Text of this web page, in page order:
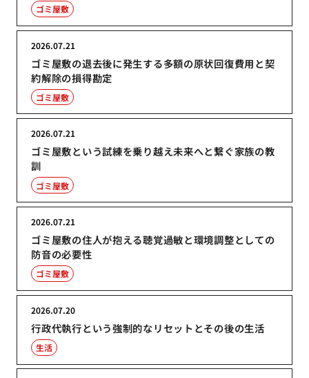
ゴミ屋敷
ゴミ屋敷の退去後に発生する多額の原状回復費用と契
約解除の損得勘定
2026.07.21
ゴミ屋敷
ゴミ屋敷という試練を乗り越え未来へと繋ぐ家族の教
訓
2026.07.21
ゴミ屋敷
ゴミ屋敷の住人が抱える聴覚過敏と環境調整としての
防音の必要性
2026.07.21
ゴミ屋敷
行政代執行という強制的なリセットとその後の生活
2026.07.20
生活